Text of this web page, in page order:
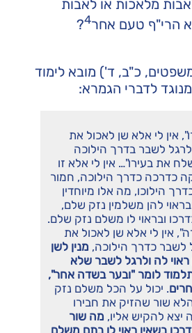
מלאכות או לאבות
הרי"ף טעם אחר4
?
כ"ב, ד') מובא לימוד
מנוגד לדברי הגמרא:
אין לי אלא שן לאכול את
לרגל לשבר בדרך הילוכה
את בעירו"… אין לי אלא זו
כדרכה כדרך הילוכה, חמור
הילוכו, מה אלו מיוחדין
להן משלמין נזק שלם,
ובראוי לו משלם נזק שלם.
אין לי אלא שן לאכול את
לשבר כדרך הילוכה, מנין לשן
לה ולרגל לשבר שלא
לומר "ובער בשדה אחר",
. יכול על הכל משלם נזק
שור שהזיק את חבירו
יצא להקיש אליו, מה שור
בשאין ראוי לו בתם משלם